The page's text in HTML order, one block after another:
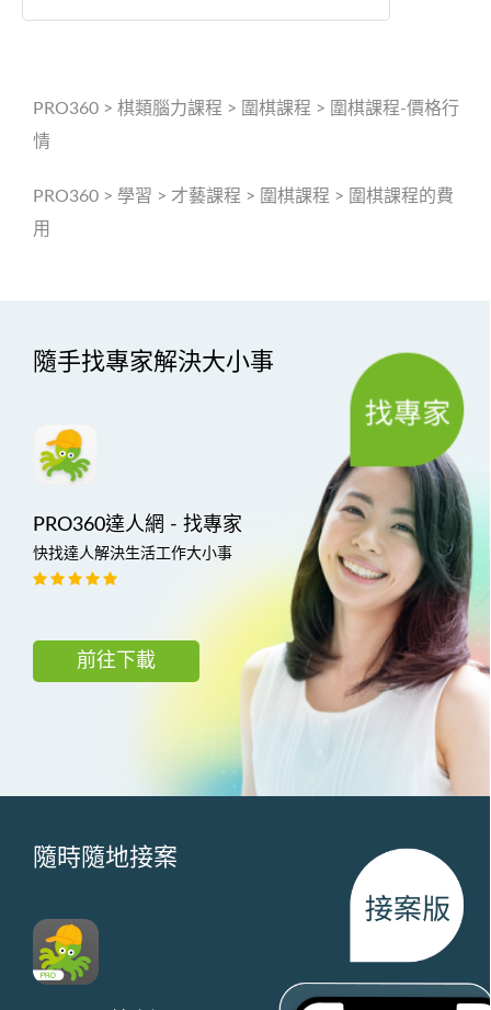
PRO360 > 棋類腦力課程 > 圍棋課程 > 圍棋課程-價格行
情
PRO360 > 學習 > 才藝課程 > 圍棋課程 > 圍棋課程的費
用
隨手找專家解決大小事
PRO360達人網 - 找專家
快找達人解決生活工作大小事
前往下載
隨時隨地接案